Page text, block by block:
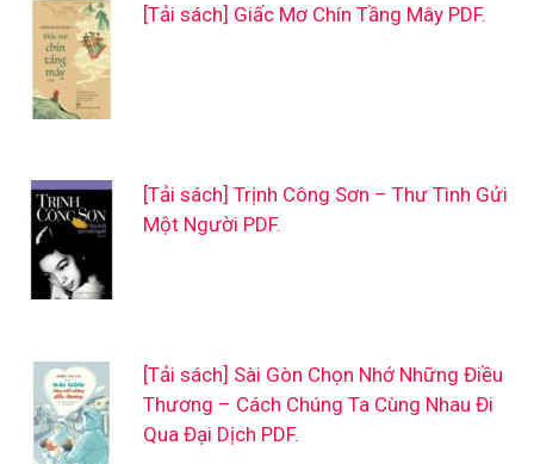
[Tải sách] Giấc Mơ Chín Tầng Mây PDF.
[Tải sách] Trịnh Công Sơn – Thư Tình Gửi
Một Người PDF.
[Tải sách] Sài Gòn Chọn Nhớ Những Điều
Thương – Cách Chúng Ta Cùng Nhau Đi
Qua Đại Dịch PDF.